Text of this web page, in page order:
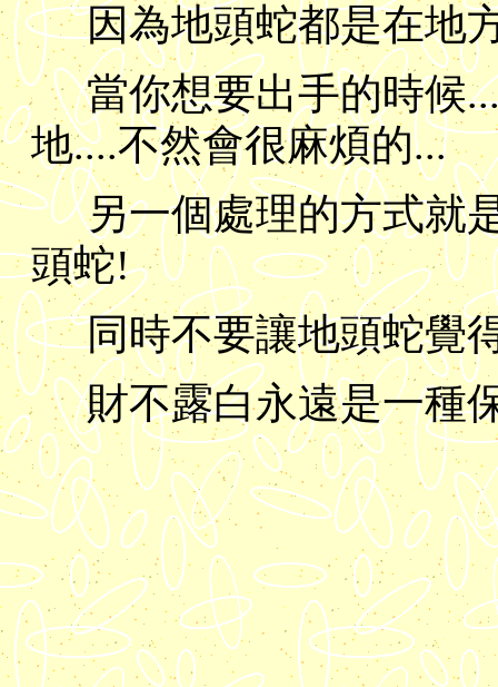
因為地頭蛇都是在地
當你想要出手的時候
地....不然會很麻煩的...
另一個處理的方式就
頭蛇!
同時不要讓地頭蛇覺
財不露白永遠是一種